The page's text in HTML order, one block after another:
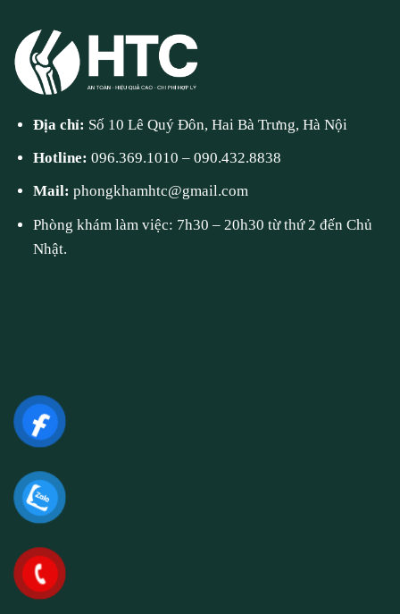
Địa chỉ: Số 10 Lê Quý Đôn, Hai Bà Trưng, Hà Nội
Hotline:096.369.1010 –090.432.8838
Mail:phongkhamhtc@gmail.com
Phòng khám làm việc: 7h30 – 20h30 từ thứ 2 đến Chủ
Nhật.